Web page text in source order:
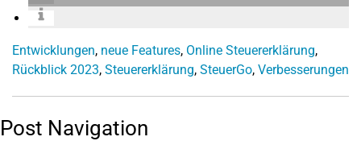
Entwicklungen, neue Features, Online Steuererklärung,
Rückblick 2023, Steuererklärung, SteuerGo, Verbesserungen
Post Navigation